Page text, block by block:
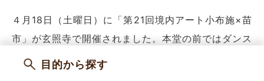
４月18日（土曜日）に「第21回境内アート小布施×苗
市」が玄照寺で開催されました。本堂の前ではダンス
とチェロとパーカッションのコラボや和太鼓演奏に合
目的から探す